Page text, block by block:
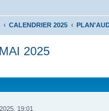
CALENDRIER 2025
2025
19:01